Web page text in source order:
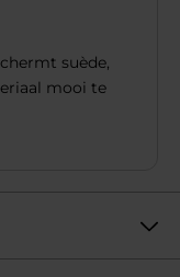
suède,
mooi te